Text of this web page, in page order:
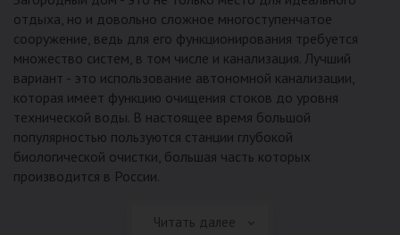
отдыха, но и довольно сложное многоступенчатое
сооружение, ведь для его функционирования требуется
множество систем, в том числе и канализация. Лучший
вариант - это использование автономной канализации,
которая имеет функцию очищения стоков до уровня
технической воды. В настоящее время большой
популярностью пользуются станции глубокой
биологической очистки, большая часть которых
производится в России.
Читать далее